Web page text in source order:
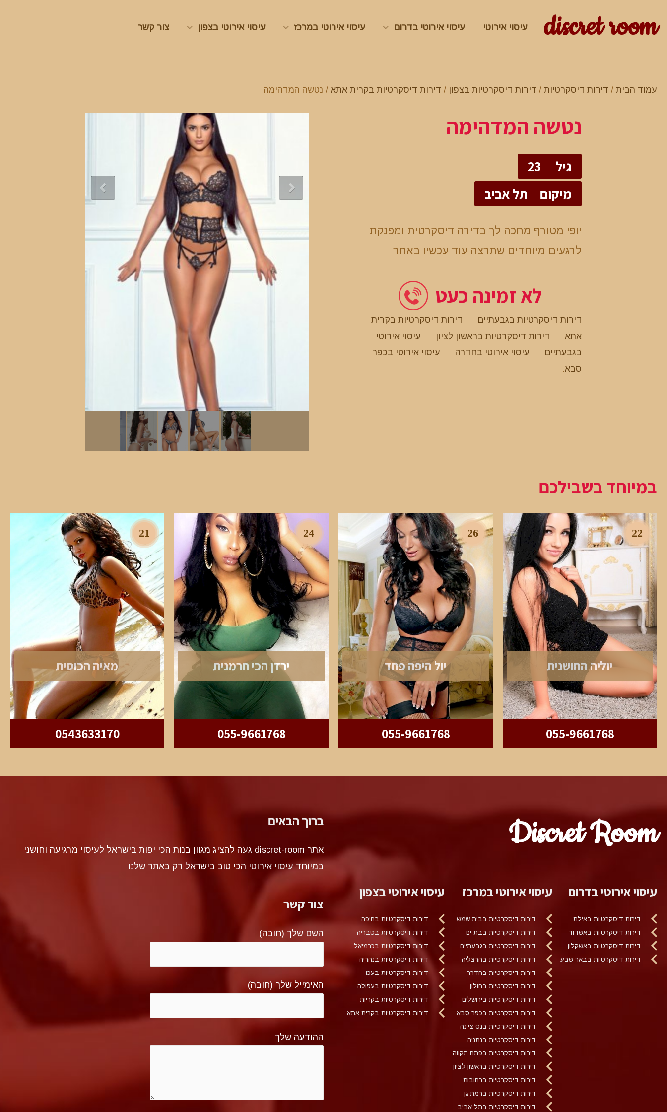
discret room עיסוי אירוטי עיסוי אירוטי בדרום עיסוי אירוטי במרכז עיסוי אירוטי בצפון צור קשר
עמוד הבית / דירות דיסקרטיות / דירות דיסקרטיות בצפון / דירות דיסקרטיות בקרית אתא / נטשה המדהימה
נטשה המדהימה
גיל
23
מיקום
תל אביב
יופי מטורף מחכה לך בדירה דיסקרטית ומפנקת
לרגעים מיוחדים שתרצה עוד עכשיו באתר
לא זמינה כעט
דירות דיסקרטיות בגבעתיים
דירות דיסקרטיות בקרית
אתא
דירות דיסקרטיות בראשון לציון
עיסוי אירוטי
בגבעתיים
עיסוי אירוטי בחדרה
עיסוי אירוטי בכפר
סבא.
במיוחד בשבילכם
22
יוליה החושנית
055-9661768
26
יול היפה פחד
055-9661768
24
ירדן הכי חרמנית
055-9661768
21
מאיה הכוסית
0543633170
Discret Room
עיסוי אירוטי בדרום
דירות דיסקרטיות באילת
דירות דיסקרטיות באשדוד
דירות דיסקרטיות באשקלון
דירות דיסקרטיות בבאר שבע
עיסוי אירוטי במרכז
דירות דיסקרטיות בבית שמש
דירות דיסקרטיות בבת ים
דירות דיסקרטיות בגבעתיים
דירות דיסקרטיות בהרצליה
דירות דיסקרטיות בחדרה
דירות דיסקרטיות בחולון
דירות דיסקרטיות בירושלים
דירות דיסקרטיות בכפר סבא
דירות דיסקרטיות בנס ציונה
דירות דיסקרטיות בנתניה
דירות דיסקרטיות בפתח תקווה
דירות דיסקרטיות בראשון לציון
דירות דיסקרטיות ברחובות
דירות דיסקרטיות ברמת גן
דירות דיסקרטיות בתל אביב
עיסוי אירוטי בצפון
דירות דיסקרטיות בחיפה
דירות דיסקרטיות בטבריה
דירות דיסקרטיות בכרמיאל
דירות דיסקרטיות בנהריה
דירות דיסקרטיות בעכו
דירות דיסקרטיות בעפולה
דירות דיסקרטיות בקריות
דירות דיסקרטיות בקרית אתא
ברוך הבאים
אתר discret-room געה להציג מגוון בנות הכי יפות בישראל לעיסוי מרגיעה וחושני
במיוחדעיסוי אירוטי הכי טוב בישראל רק באתר שלנו
צור קשר
השם שלך (חובה)
האימייל שלך (חובה)
ההודעה שלך